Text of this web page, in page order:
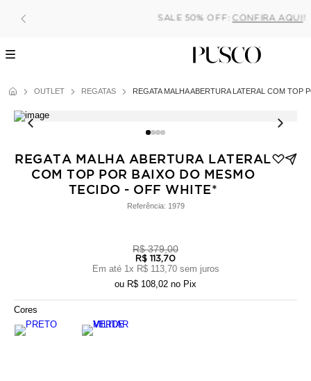
Pague no pix com 5% de desconto, ou parcele no cartão
sem juros!
OUTLET REGATAS REGATA MALHA ABERTURA LATERAL COM
REGATA MALHA ABERTURA LATERAL
COM TOP POR BAIXO DO MESMO
TECIDO - OFF WHITE*
Referência: 1979
R$ 379,00
R$ 113,70
Em até 1x R$ 113,70sem juros
ou R$ 108,02 no Pix
Cores